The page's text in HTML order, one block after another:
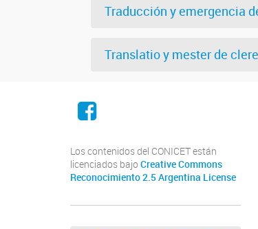
Traducción y emergencia
Translatio y mester de
Facebook
Los contenidos del CONICET están
licenciados bajo Creative Commons
Reconocimiento 2.5 Argentina License